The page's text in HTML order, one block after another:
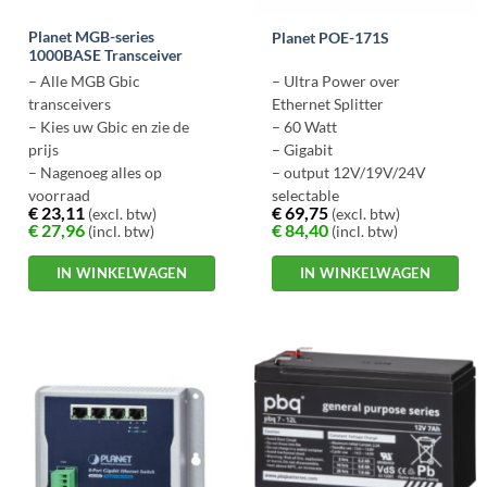
Planet MGB-series
1000BASE Transceiver
– Alle MGB Gbic
transceivers
– Kies uw Gbic en zie de
prijs
– Nagenoeg alles op
voorraad
– Duplex/Single LC
connector
– Normale en Industriële
uitvoering (T)
€ 23,11 (excl. btw)
€ 27,96 (incl. btw)
IN WINKELWAGEN
meerdere
variaties.
kan
Planet POE-171S
– Ultra Power over
Ethernet Splitter
– 60 Watt
– Gigabit
– output 12V/19V/24V
selectable
€69,75 (excl. btw)
€84,40 (incl. btw)
IN WINKELWAGEN